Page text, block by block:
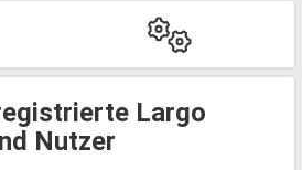
Largo
Nutzer